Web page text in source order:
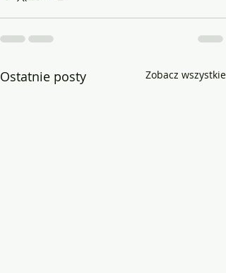
Ostatnie posty Zobacz wszystkie